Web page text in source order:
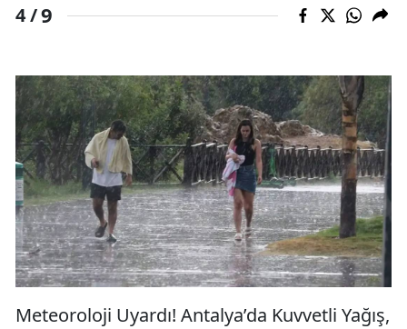
4 /9
Meteoroloji Uyardı! Antalya’da Kuvvetli Yağış,